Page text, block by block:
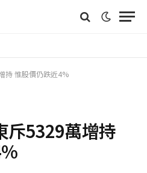
持 惟股價仍跌近4%
斥5329萬增持